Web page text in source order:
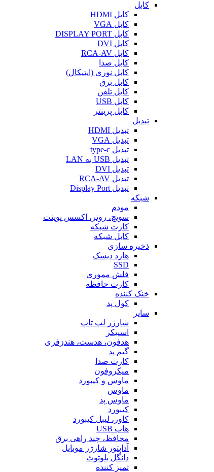
کابل
کابل HDMI
کابل VGA
کابل DISPLAY PORT
کابل DVI
کابل RCA-AV
کابل صدا
کابل نوری (اپتیکال)
کابل برق
کابل تلفن
کابل USB
کابل پرینتر
تبدیل
تبدیل HDMI
تبدیل VGA
تبدیل type-c
تبدیل USB به LAN
تبدیل DVI
تبدیل RCA-AV
تبدیل Display Port
شبکه
مودم
سویچ، روتر، اکسس پوینت
کارت شبکه
کابل شبکه
ذخیره سازی
هارد دیسک
SSD
فلش مموری
کارت حافظه
خنک کننده
کول پد
سایر
شارژر لپ تاپ
اسپیکر
هدفون، هدست، هندزفری
گیم پد
کارت صدا
میکروفون
ماوس و کیبورد
ماوس
ماوس پد
کیبورد
کاور، لیبل کیبورد
هاب USB
محافظ، چند راهی برق
آداپتور شارژر موبایل
دانگل بلوتوث
تمیز کننده